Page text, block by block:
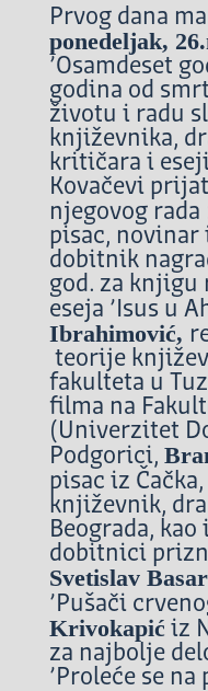
Prvog dana
ponedeljak,
’Osamdeset
godina od
životu i radu
književnika,
kritičara i
Kovačevi
njegovog rada
pisac, novinar
dobitnik
god. za knjigu
eseja ’Isus u
Ibrahimović,
teorije
fakulteta u
filma na
(Univerzitet
Podgorici,
pisac iz Čačka,
književnik,
Beograda,
dobitnici
Svetislav
’Pušači
Krivokapićiz
za najbolje
’Proleće se na